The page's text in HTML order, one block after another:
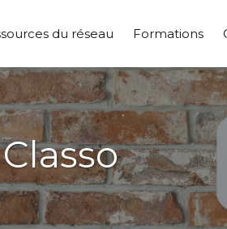
du réseau Formations
Classo